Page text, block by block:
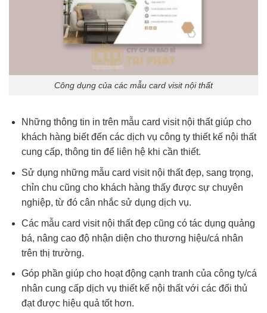
Công dụng của các mẫu card visit nội thất
Những thông tin in trên mẫu card visit nội thất giúp cho
khách hàng biết đến các dịch vụ công ty thiết kế nội thất
cung cấp, thông tin để liên hệ khi cần thiết.
Sử dụng những mẫu card visit nội thất đẹp, sang trọng,
chỉn chu cũng cho khách hàng thấy được sự chuyên
nghiệp, từ đó cân nhắc sử dụng dịch vụ.
Các mẫu card visit nội thất đẹp cũng có tác dụng quảng
bá, nâng cao độ nhận diện cho thương hiệu/cá nhân
trên thị trường.
Góp phần giúp cho hoạt động cạnh tranh của công ty/cá
nhân cung cấp dịch vụ thiết kế nội thất với các đối thủ
đạt được hiệu quả tốt hơn.